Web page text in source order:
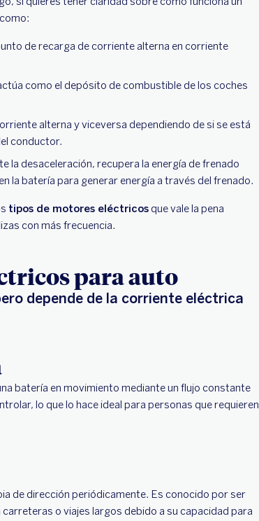
de recarga de corriente alterna en corriente
como el depósito de combustible de los coches
alterna y viceversa dependiendo de si se está
conductor.
la desaceleración, recupera la energía de frenado
la batería para generar energía a través del frenado.
tipos de motores eléctricos que vale la pena
con más frecuencia.
para auto
depende de la corriente eléctrica
batería en movimiento mediante un flujo constante
lo que lo hace ideal para personas que requieren
de dirección periódicamente. Es conocido por ser
o viajes largos debido a su capacidad para